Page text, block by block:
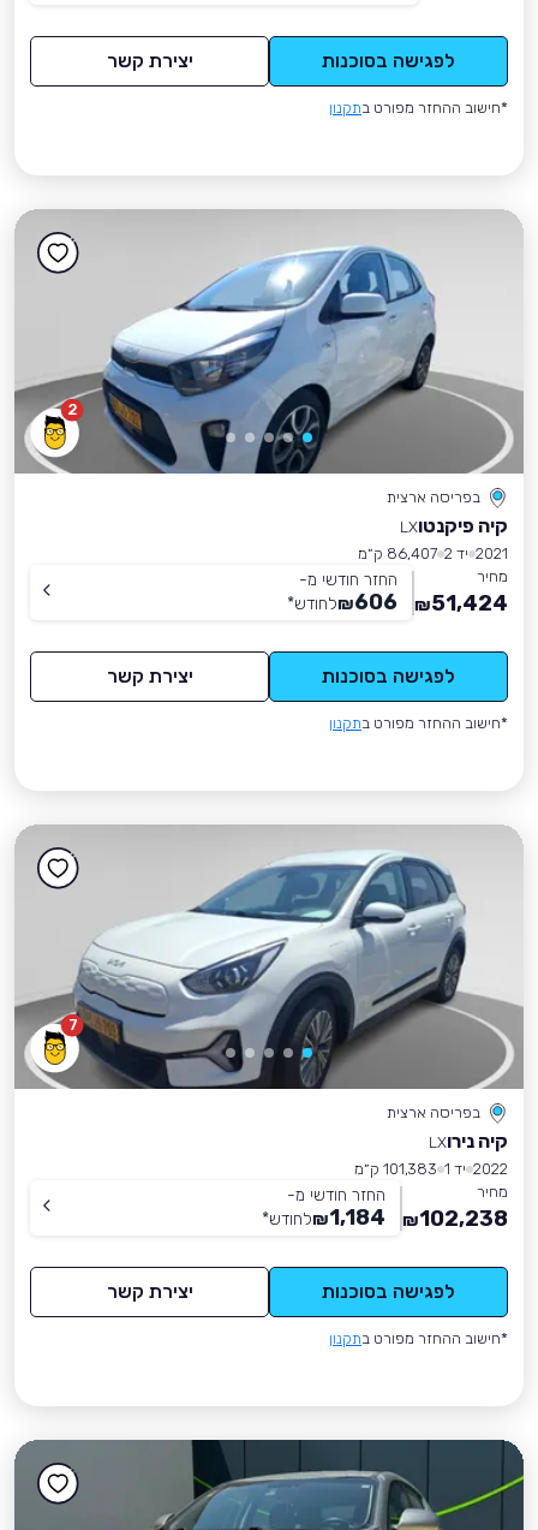
לפגישה בסוכנות יצירת קשר
*חישוב ההחזר מפורט בתקנון
2
בפריסה ארצית
קיה פיקנטוLX
2021 יד 2
86,407 ק״מ
מחיר
51,424
₪
החזר חודשי מ-
606
₪לחודש*
לפגישה בסוכנות יצירת קשר
*חישוב ההחזר מפורט בתקנון
7
בפריסה ארצית
קיה נירוLX
2022 יד 1
101,383 ק״מ
מחיר
102,238
₪
החזר חודשי מ-
1,184
₪לחודש*
לפגישה בסוכנות יצירת קשר
*חישוב ההחזר מפורט בתקנון